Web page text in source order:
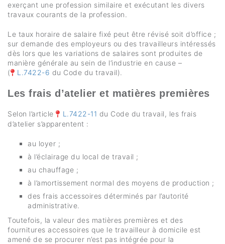
exerçant une profession similaire et exécutant les divers
travaux courants de la profession.
Le taux horaire de salaire fixé peut être révisé soit d’office ;
sur demande des employeurs ou des travailleurs intéressés
dès lors que les variations de salaires sont produites de
manière générale au sein de l’industrie en cause –
(
L.7422-6 du Code du travail).
Les frais d’atelier et matières premières
Selon l’article L.7422-11 du Code du travail, les frais
d’atelier s’apparentent :
au loyer ;
à l’éclairage du local de travail ;
au chauffage ;
à l’amortissement normal des moyens de production ;
des frais accessoires déterminés par l’autorité
administrative.
Toutefois, la valeur des matières premières et des
fournitures accessoires que le travailleur à domicile est
amené de se procurer n’est pas intégrée pour la